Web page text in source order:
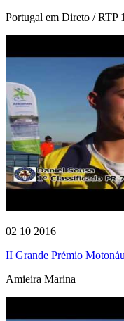
Portugal em Direto / RTP 1
02 10 2016
II Grande Prémio
Amieira Marina